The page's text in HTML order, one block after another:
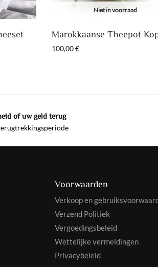
Niet in voorraad
Marokkaanse Theepot
100,00€
of uw geld terug
Voorwaarden
Verkoop en
Verzend Politiek
Vergoedingsbeleid
Wettelijke vermeldingen
Privacybeleid